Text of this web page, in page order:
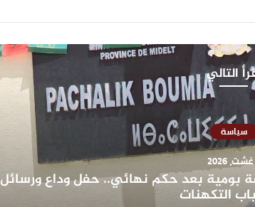
التالي
سياسة
بومية بعد حكم نهائي.. حفل وداع ورسائل
التكهنات